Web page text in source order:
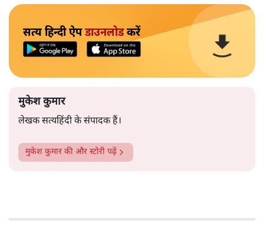
सत्य हिन्दी ऐपडाउनलोडकरें
मुकेश कुमार
लेखक सत्यहिंदी के संपादक हैं।
मुकेश कुमार की और स्टोरी पढ़ें